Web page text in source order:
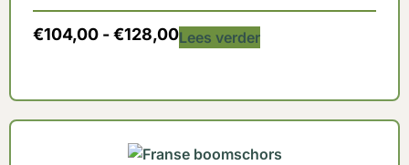
€104,00 -€128,00Lees verder